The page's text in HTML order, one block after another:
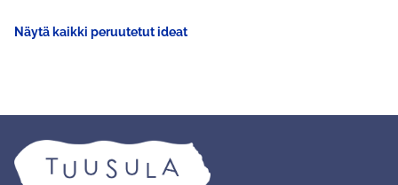
Näytä kaikki peruutetut ideat